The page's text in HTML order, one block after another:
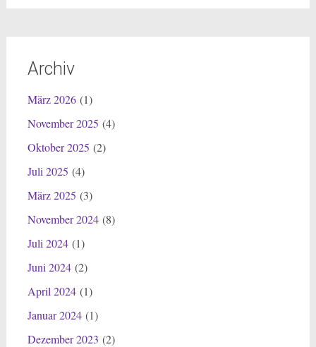
Archiv
März 2026(1)
November 2025 (4)
Oktober 2025 (2)
Juli 2025 (4)
März 2025 (3)
November 2024(8)
Juli 2024(1)
Juni 2024(2)
April 2024(1)
Januar 2024(1)
Dezember 2023 (2)